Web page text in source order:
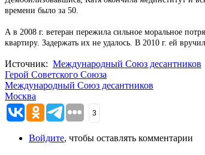
времени было за 50.
А в 2008 г. ветеран пережила сильное моральное
квартиру. Задержать их не удалось. В 2010 г. ей
Источник: Международный Союз десантников
Герой Советского Союза
Международный Союз десантников
Москва
3
Войдите, чтобы оставлять комментарии